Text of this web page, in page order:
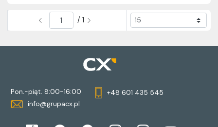
/ 1
Pon.-piąt. 8:00-16:00
+48 601 435 545
info@grupacx.pl